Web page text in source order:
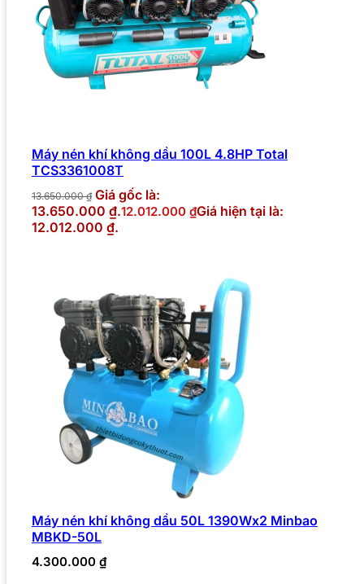
Máy nén khí không dầu 100L 4.8HP Total
TCS3361008T
13.650.000₫ Giá gốc là:
13.650.000 ₫.12.012.000 ₫Giá hiện tại là:
12.012.000 ₫.
Máy nén khí không dầu 50L 1390Wx2 Minbao
MBKD-50L
4.300.000 ₫